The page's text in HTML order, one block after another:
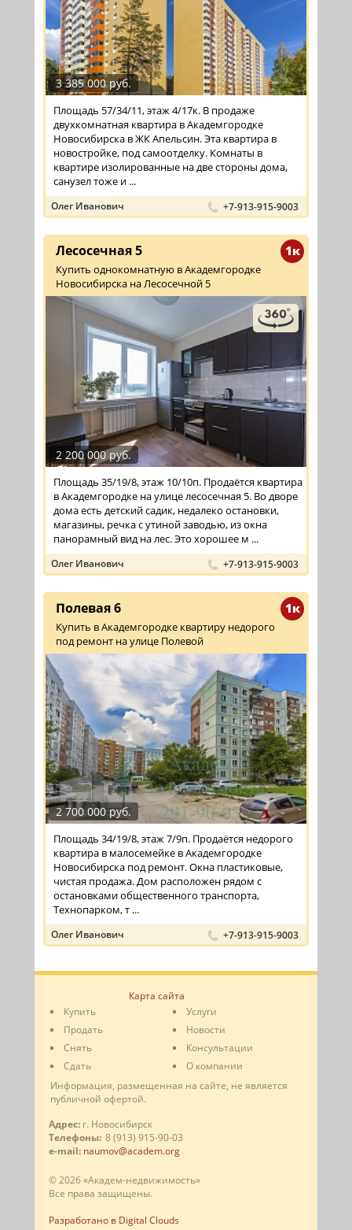
3 385 000 руб.
Площадь 57/34/11, этаж 4/17к. В продаже
двухкомнатная квартира в Академгородке
Новосибирска в ЖК Апельсин. Эта квартира в
новостройке, под самоотделку. Комнаты в
квартире изолированные на две стороны дома,
санузел тоже и ...
Олег Иванович +7-913-915-9003
1к
Лесосечная 5
Купить однокомнатную в Академгородке
Новосибирска на Лесосечной 5
2 200 000 руб.
Площадь 35/19/8, этаж 10/10п. Продаётся квартира
в Академгородке на улице лесосечная 5. Во дворе
дома есть детский садик, недалеко остановки,
магазины, речка с утиной заводью, из окна
панорамный вид на лес. Это хорошее м ...
Олег Иванович +7-913-915-9003
1к
Полевая 6
Купить в Академгородке квартиру недорого
под ремонт на улице Полевой
2 700 000 руб.
Площадь 34/19/8, этаж 7/9п. Продаётся недорого
квартира в малосемейке в Академгородке
Новосибирска под ремонт. Окна пластиковые,
чистая продажа. Дом расположен рядом с
остановками общественного транспорта,
Технопарком, т ...
Олег Иванович +7-913-915-9003
Карта сайта
Купить
Продать
Снять
Сдать
Услуги
Новости
Консультации
О компании
Информация, размещенная на сайте, не является
публичной офертой.
Адрес: г. Новосибирск
Телефоны: 8 (913) 915-90-03
e-mail: naumov@academ.org
© 2026 «Академ-недвижимость»
Все права защищены.
Разработано в Digital Clouds